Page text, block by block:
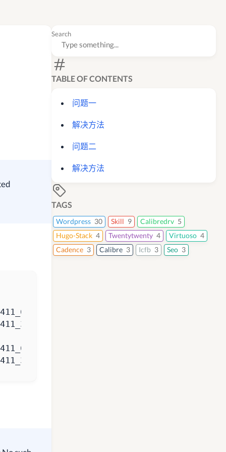
Search
TABLE OF CONTENTS
问题一
解决方法
问题二
解决方法
TAGS
Wordpress 30 Skill 9 Calibredrv 5
Hugo-Stack 4 Twentytwenty 4 Virtuoso 4
Cadence 3 Calibre 3 Icfb 3 Seo 3